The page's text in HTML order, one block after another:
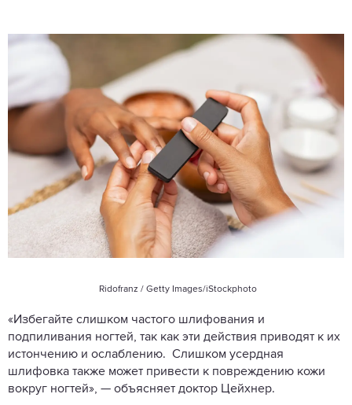
Ridofranz / Getty Images/iStockphoto
«Избегайте слишком частого шлифования и
подпиливания ногтей, так как эти действия приводят к их
истончению и ослаблению. Слишком усердная
шлифовка также может привести к повреждению кожи
вокруг ногтей», — объясняет доктор Цейхнер.